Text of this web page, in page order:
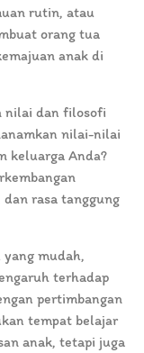
rutin, atau
orang tua
anak di
nilai dan filosofi
nilai-nilai
keluarga Anda?
rasa tanggung
mudah,
terhadap
pertimbangan
tempat belajar
anak, tetapi juga